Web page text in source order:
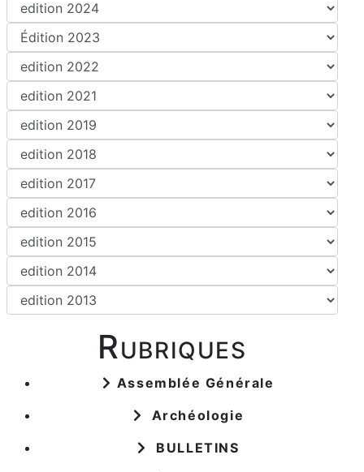
Rubriques
Assemblée Générale
Archéologie
BULLETINS